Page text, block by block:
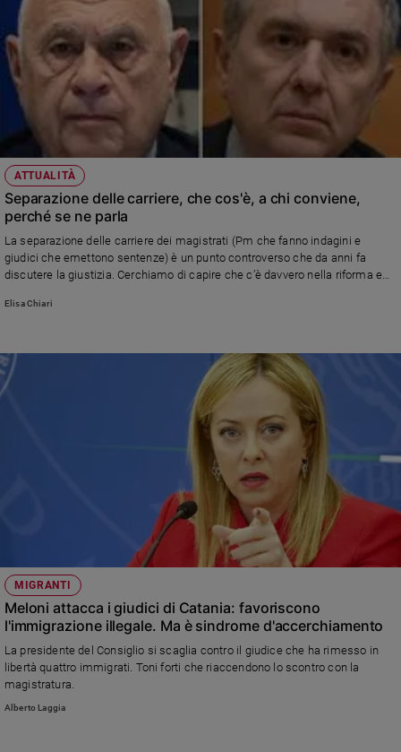
fede
Parola
del
giorno
Santo
del
giorno
Società
e
valori
e
di
Cultura
e
spettacoli
2026
Cinema,
Tv
ATTUALITÀ
Separazione delle carriere, che cos'è, a chi conviene,
perché se ne parla
La separazione delle carriere dei magistrati (Pm che fanno indagini e
giudici che emettono sentenze) è un punto controverso che da anni fa
discutere la giustizia. Cerchiamo di capire che c’è davvero nella riforma e
Elisa Chiari
MIGRANTI
Meloni attacca i giudici di Catania: favoriscono
l'immigrazione illegale. Ma è sindrome d'accerchiamento
La presidente del Consiglio si scaglia contro il giudice che ha rimesso in
libertà quattro immigrati. Toni forti che riaccendono lo scontro con la
magistratura.
Alberto Laggia